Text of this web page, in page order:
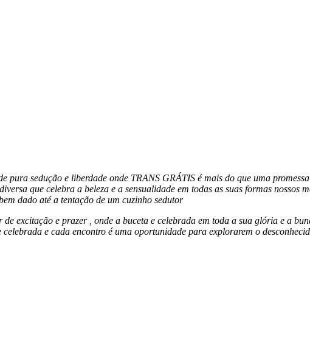
pura sedução e liberdade onde TRANS GRÁTIS é mais do que uma
que celebra a beleza e a sensualidade em todas as suas formas nossos
dado até a tentação de um cuzinho sedutor
excitação e prazer , onde a buceta e celebrada em toda a sua glória e a
e cada encontro é uma oportunidade para explorarem o